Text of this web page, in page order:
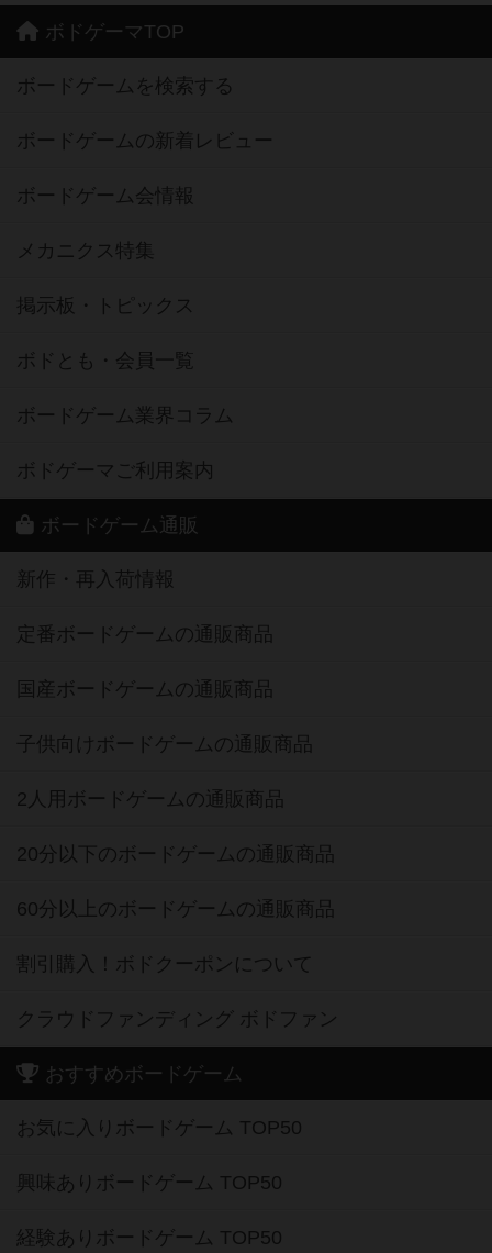
ボドゲーマTOP
ボードゲームを検索する
ボードゲームの新着レビュー
ボードゲーム会情報
メカニクス特集
掲示板・トピックス
ボドとも・会員一覧
ボードゲーム業界コラム
ボドゲーマご利用案内
ボードゲーム通販
新作・再入荷情報
定番ボードゲームの通販商品
国産ボードゲームの通販商品
子供向けボードゲームの通販商品
2人用ボードゲームの通販商品
20分以下のボードゲームの通販商品
60分以上のボードゲームの通販商品
割引購入！ボドクーポンについて
クラウドファンディング ボドファン
おすすめボードゲーム
お気に入りボードゲーム TOP50
興味ありボードゲーム TOP50
経験ありボードゲーム TOP50